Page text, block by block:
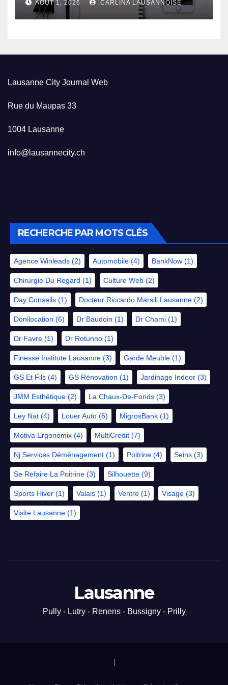
AOÛT 1, 2026 CARLINA LAUSANNOISE
Lausanne City Journal Web
Rue du Maupas 33
1004 Lausanne
info@lausannecity.ch
RECHERCHE PAR MOTS CLÉS
Agence Winleads (2) Automobile (4) BankNow (1)
Chirurgie Du Regard (1) Culture Web (2)
Day Conseils (1) Docteur Riccardo Marsili Lausanne (2)
Donilocation (6) Dr Baudoin (1) Dr Chami (1)
Dr Favre (1) Dr Rotunno (1)
Finesse Institute Lausanne (3) Garde Meuble (1)
GS Et Fils (4) GS Rénovation (1) Jardinage Indoor (3)
JMM Esthétique (2) La Chaux-De-Fonds (3)
Ley Nat (4) Louer Auto (6) MigrosBank (1)
Motiva Ergonomix (4) MultiCredit (7)
Nj Services Déménagement (1) Poitrine (4) Seins (3)
Se Refaire La Poitrine (3) Silhouette (9)
Sports Hiver (1) Valais (1) Ventre (1) Visage (3)
Visite Lausanne (1)
Lausanne
Pully - Lutry - Renens - Bussigny - Prilly
|